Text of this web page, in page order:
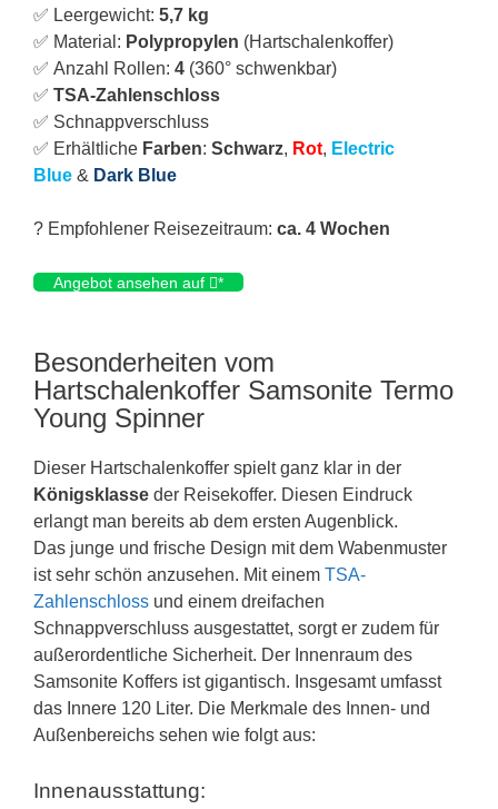
✅ Leergewicht: 5,7 kg
✅ Material: Polypropylen (Hartschalenkoffer)
✅ Anzahl Rollen: 4 (360° schwenkbar)
✅ TSA-Zahlenschloss
✅ Schnappverschluss
✅ Erhältliche Farben: Schwarz, Rot, Electric
Blue & Dark Blue
? Empfohlener Reisezeitraum: ca. 4 Wochen
Angebot ansehen auf *
Besonderheiten vom
Hartschalenkoffer Samsonite Termo
Young Spinner
Dieser Hartschalenkoffer spielt ganz klar in der
Königsklasse der Reisekoffer. Diesen Eindruck
erlangt man bereits ab dem ersten Augenblick.
Das junge und frische Design mit dem Wabenmuster
ist sehr schön anzusehen. Mit einem TSA-
Zahlenschloss und einem dreifachen
Schnappverschluss ausgestattet, sorgt er zudem für
außerordentliche Sicherheit. Der Innenraum des
Samsonite Koffers ist gigantisch. Insgesamt umfasst
das Innere 120 Liter. Die Merkmale des Innen- und
Außenbereichs sehen wie folgt aus:
Innenausstattung: